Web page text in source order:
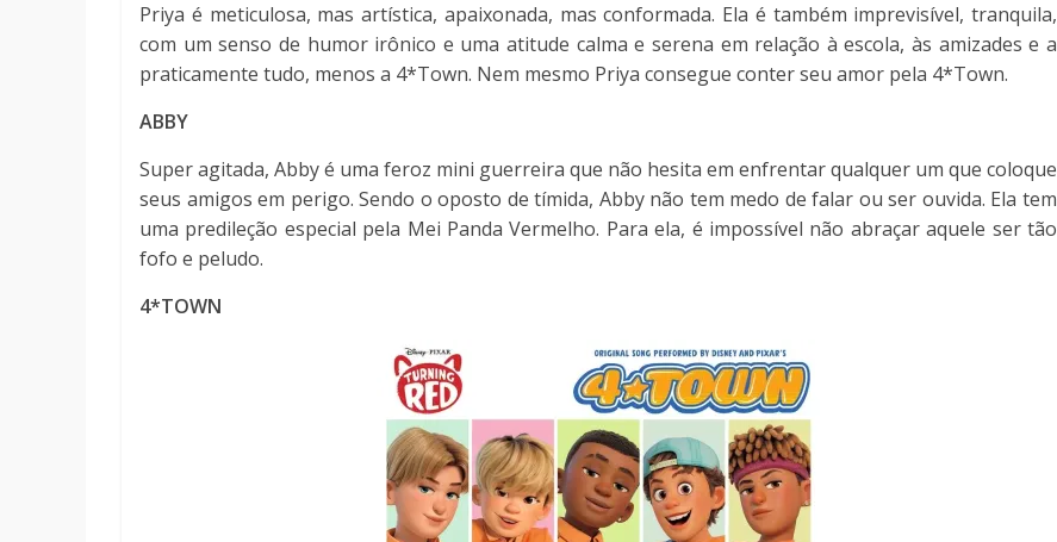
Priya é meticulosa, mas artística, apaixonada, mas conformada. Ela é também imprevisível, tranquila,
com um senso de humor irônico e uma atitude calma e serena em relação à escola, às amizades e a
praticamente tudo, menos a 4*Town. Nem mesmo Priya consegue conter seu amor pela 4*Town.
ABBY
Super agitada, Abby é uma feroz mini guerreira que não hesita em enfrentar qualquer um que coloque
seus amigos em perigo. Sendo o oposto de tímida, Abby não tem medo de falar ou ser ouvida. Ela tem
uma predileção especial pela Mei Panda Vermelho. Para ela, é impossível não abraçar aquele ser tão
fofo e peludo.
4*TOWN